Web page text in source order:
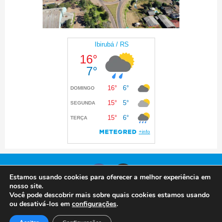
© 2024 Prefeitura de Ibirubá. Todos os direitos
reservados
Estamos usando cookies para oferecer a melhor experiência em
nosso site.
Você pode descobrir mais sobre quais cookies estamos usando
ou desativá-los em configurações.